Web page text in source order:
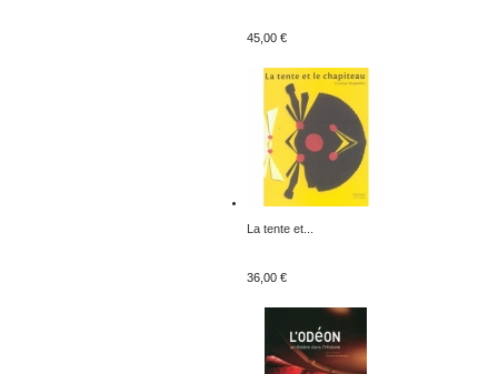
45,00 €
La tente et...
36,00 €